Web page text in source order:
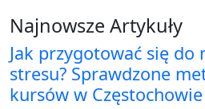
Najnowsze Artykuły
Jak przygotować się do
stresu? Sprawdzone
kursów w Częstochowie